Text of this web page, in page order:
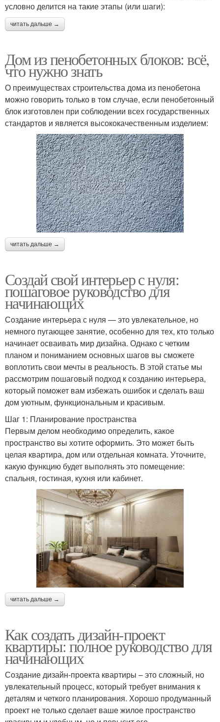
условно делится на такие этапы (или шаги):
читать дальше →
Дом из пенобетонных блоков: всё,
что нужно знать
О преимуществах строительства дома из пенобетона
можно говорить только в том случае, если пенобетонный
блок изготовлен при соблюдении всех государственных
стандартов и является высококачественным изделием:
читать дальше →
Создай свой интерьер с нуля:
пошаговое руководство для
начинающих
Создание интерьера с нуля — это увлекательное, но
немного пугающее занятие, особенно для тех, кто только
начинает осваивать мир дизайна. Однако с четким
планом и пониманием основных шагов вы сможете
воплотить свои мечты в реальность. В этой статье мы
рассмотрим пошаговый подход к созданию интерьера,
который поможет вам избежать ошибок и сделать ваш
дом уютным, функциональным и красивым.
Шаг 1: Планирование пространства
Первым делом необходимо определить, какое
пространство вы хотите оформить. Это может быть
целая квартира, дом или отдельная комната. Уточните,
какую функцию будет выполнять это помещение:
спальня, гостиная, кухня или кабинет.
читать дальше →
Как создать дизайн-проект
квартиры: полное руководство для
начинающих
Создание дизайн-проекта квартиры – это сложный, но
увлекательный процесс, который требует внимания к
деталям и четкого планирования. Хорошо продуманный
проект не только сделает ваше жилое пространство